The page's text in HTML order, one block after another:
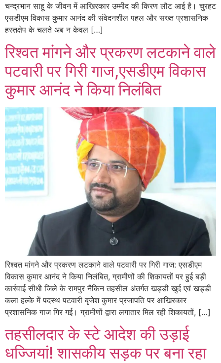
चन्द्रभान साहू के जीवन में आखिरकार उम्मीद की किरण लौट आई है। चुरहट
एसडीएम विकास कुमार आनंद की संवेदनशील पहल और सख्त प्रशासनिक
हस्तक्षेप के चलते अब न केवल […]
रिश्वत मांगने और प्रकरण लटकाने वाले
पटवारी पर गिरी गाज,एसडीएम विकास
कुमार आनंद ने किया निलंबित
रिश्वत मांगने और प्रकरण लटकाने वाले पटवारी पर गिरी गाज: एसडीएम
विकास कुमार आनंद ने किया निलंबित, ग्रामीणों की शिकायतों पर हुई बड़ी
कार्रवाई सीधी जिले के रामपुर नैकिन तहसील अंतर्गत खड्डी खुर्द एवं खड्डी
कला हल्के में पदस्थ पटवारी बृजेश कुमार प्रजापति पर आखिरकार
प्रशासनिक गाज गिर गई। ग्रामीणों द्वारा लगातार मिल रही शिकायतों, […]
तहसीलदार के स्टे आदेश की उड़ाई
धज्जियां! शासकीय सड़क पर बना रहा